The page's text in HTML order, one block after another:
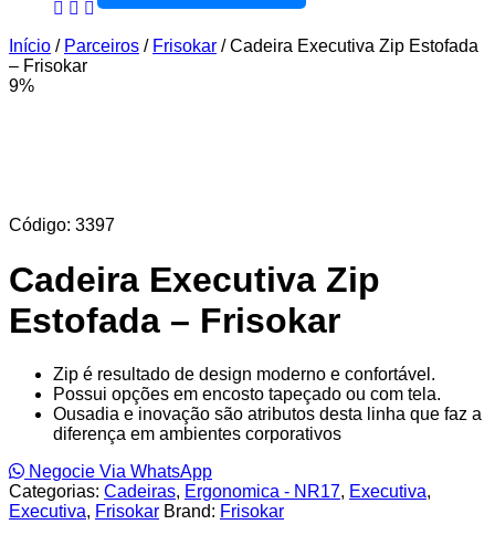
Início / Parceiros / Frisokar / Cadeira Executiva Zip Estofada
– Frisokar
9%
Código: 3397
Cadeira Executiva Zip
Estofada – Frisokar
Zip é resultado de design moderno e confortável.
Possui opções em encosto tapeçado ou com tela.
Ousadia e inovação são atributos desta linha que faz a
diferença em ambientes corporativos
Negocie Via WhatsApp
Categorias: Cadeiras, Ergonomica - NR17, Executiva,
Executiva, Frisokar Brand: Frisokar